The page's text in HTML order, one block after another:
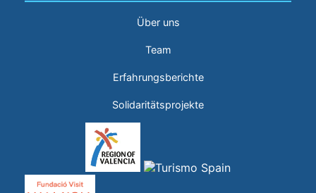
Über uns
Team
Erfahrungsberichte
Solidaritätsprojekte